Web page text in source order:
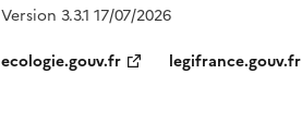
Version 3.3.1 17/07/2026
ecologie.gouv.fr
legifrance.gouv.fr